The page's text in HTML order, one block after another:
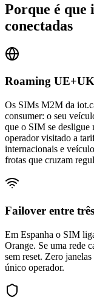
Porque é que
conectadas
Roaming
Os SIMs M2M da
consumer: o seu
que o SIM se desligue
operador visitado a
internacionais e
frotas que cruzam
Failover entre
Em Espanha o SIM
Orange. Se uma rede
sem reset. Zero
único operador.